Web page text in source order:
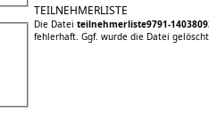
TEILNEHMERLISTE
Die Datei teilnehmerliste9791-
fehlerhaft. Ggf. wurde die Datei